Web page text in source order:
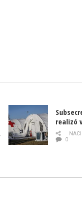
realizó
Río
0